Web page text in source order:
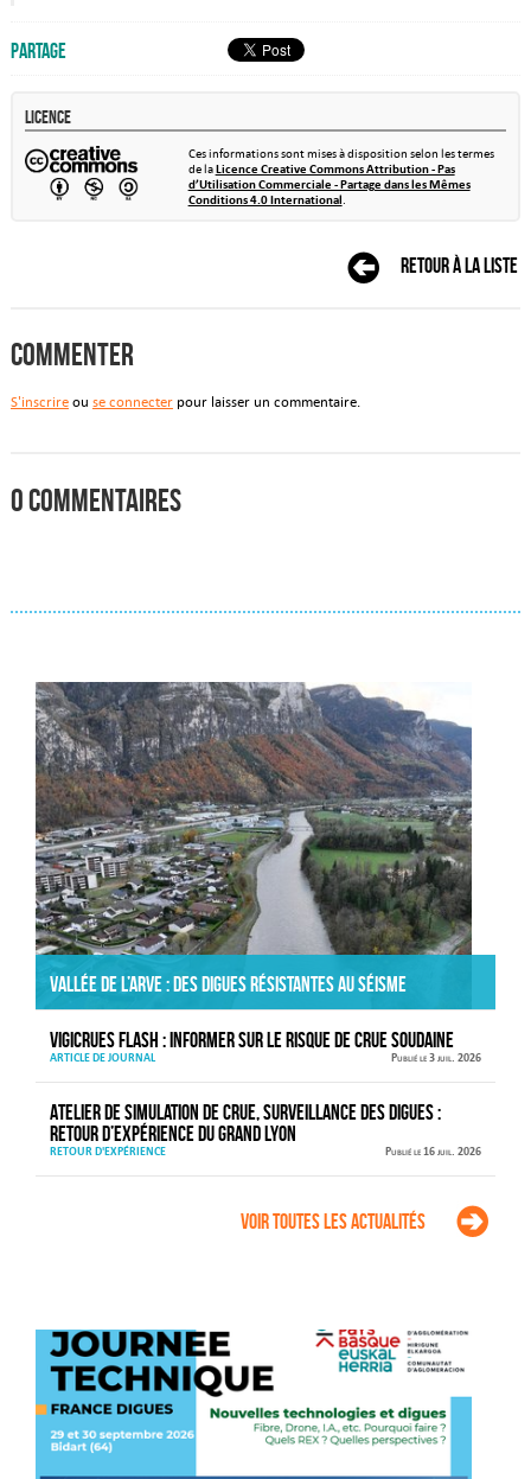
Partage
Licence
Ces informations sont mises à disposition selon les termes
de laLicence Creative Commons Attribution - Pas
d’Utilisation Commerciale - Partage dans les Mêmes
Conditions 4.0 International.
Retour à la liste
Commenter
S'inscrireou se connecterpour laisser un commentaire.
0 commentaires
Vallée de l’Arve : des digues résistantes au séisme
VIGICRUES FLASH : informer sur le risque de crue soudaine
ARTICLE DE JOURNAL Publié le 3 juil. 2026
Atelier de simulation de crue, surveillance des digues :
retour d’expérience du Grand Lyon
RETOUR D'EXPÉRIENCE Publié le 16 juil. 2026
Voir toutes les actualités